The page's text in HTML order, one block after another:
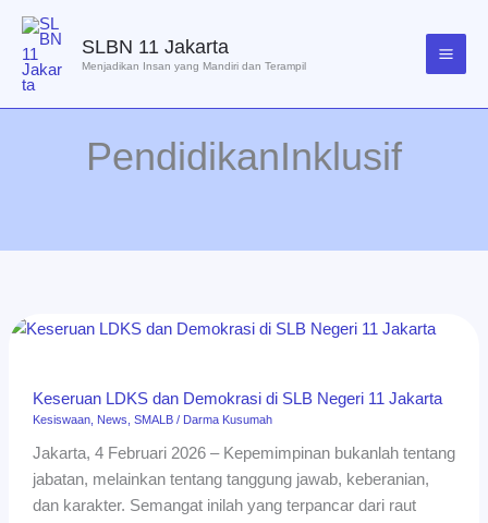
konten
SLBN 11 Jakarta
Menjadikan Insan yang Mandiri dan Terampil
PendidikanInklusif
Keseruan LDKS dan Demokrasi di SLB Negeri 11 Jakarta
Kesiswaan, News SMALB/ Darma Kusumah
Jakarta, 4 Februari 2026 – Kepemimpinan bukanlah tentang
jabatan, melainkan tentang tanggung jawab, keberanian,
dan karakter. Semangat inilah yang terpancar dari raut
Keseruan
Demokrasi
SLB
Negeri
11